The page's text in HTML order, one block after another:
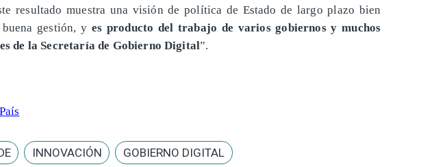
resultado muestra una visión de política de Estado de largo plazo bien
gestión, y es producto del trabajo de varios gobiernos y muchos
de la Secretaría de Gobierno Digital”.
INNOVACIÓN GOBIERNO DIGITAL